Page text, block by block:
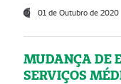
01 de Outubro de 2020
MUDANÇA DE
SERVIÇOS